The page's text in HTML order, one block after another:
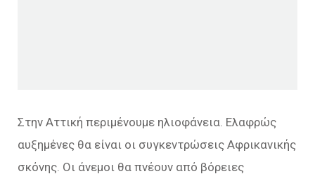
Στην Αττική περιμένουμε ηλιοφάνεια. Ελαφρώς
αυξημένες θα είναι οι συγκεντρώσεις Αφρικανικής
σκόνης. Οι άνεμοι θα πνέουν από βόρειες